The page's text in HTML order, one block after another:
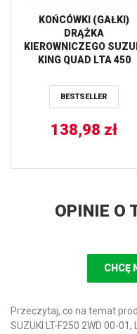
KOŃCÓWKI (GAŁKI)
DRĄŻKA
KIEROWNICZEGO
KING QUAD LTA 450
LTA 700 ’05-’07, LTA 750
’08-’14 ALL BALLS
BESTSELLER
138,98 zł
OPINIE O
CHCĘ
Przeczytaj, co na temat
SUZUKI LT-F250 2WD 00-01,